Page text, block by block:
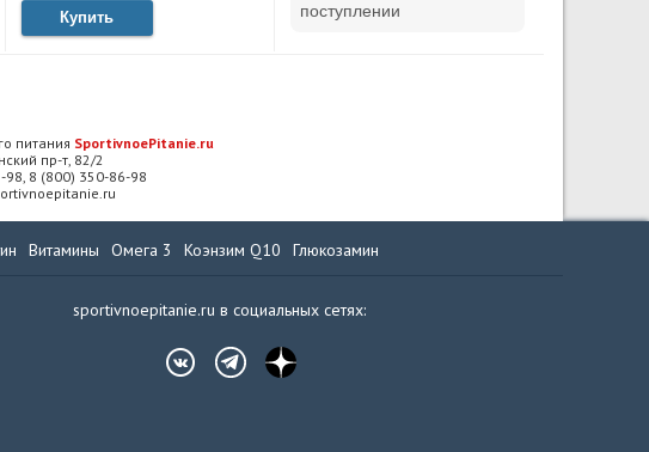
Купить
поступлении
питания SportivnoePitanie.ru
пр-т, 82/2
98, 8 (800) 350-86-98
Витамины Омега 3 Коэнзим Q10 Глюкозамин
sportivnoepitanie.ru в социальных сетях: